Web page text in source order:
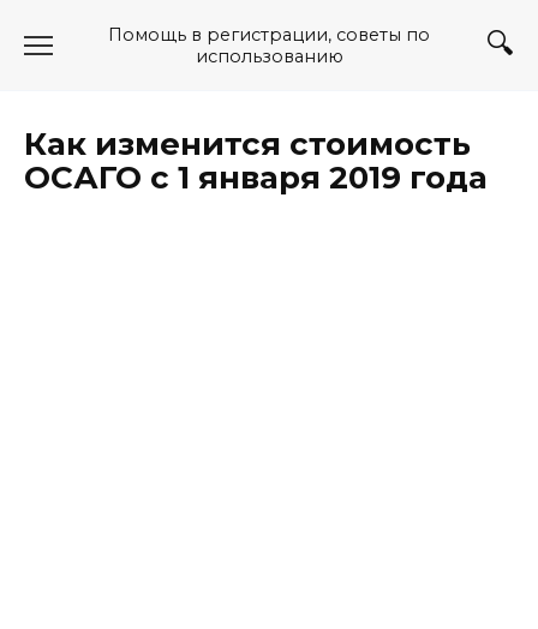
Помощь в регистрации, советы по
использованию
Как изменится стоимость
ОСАГО с 1 января 2019 года